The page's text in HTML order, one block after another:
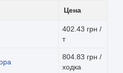
Цена
402.43 грн /
т
804.83 грн /
ходка